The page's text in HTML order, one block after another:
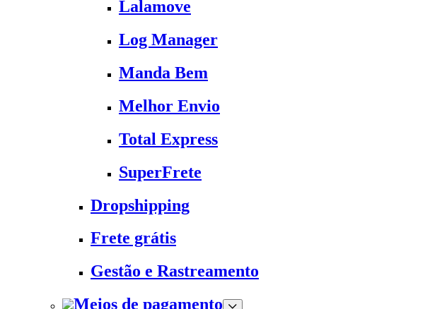
Lalamove
Log Manager
Manda Bem
Melhor Envio
Total Express
SuperFrete
Dropshipping
Frete grátis
Gestão e Rastreamento
Meios de pagamento